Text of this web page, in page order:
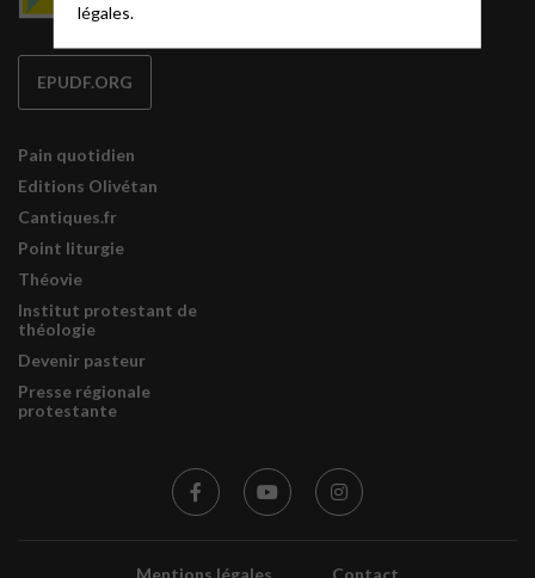
EPUDF.ORG
Pain quotidien
Editions Olivétan
Cantiques.fr
Point liturgie
Théovie
Institut protestant de
théologie
Devenir pasteur
Presse régionale
protestante
légales.